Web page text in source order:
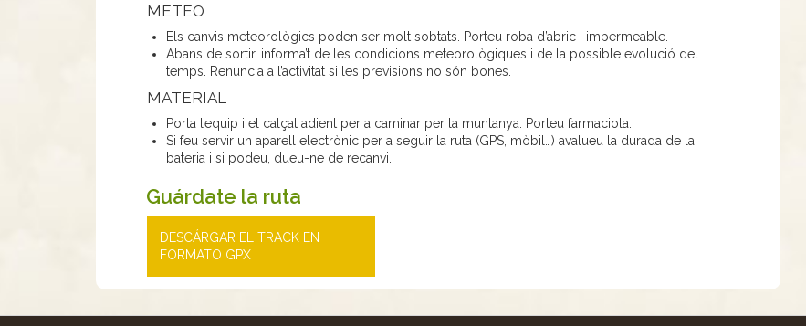
METEO
Els canvis meteorològics poden ser molt sobtats. Porteu roba d’abric i impermeable.
Abans de sortir, informa’t de les condicions meteorològiques i de la possible evolució del
temps. Renuncia a l’activitat si les previsions no són bones.
MATERIAL
Porta l’equip i el calçat adient per a caminar per la muntanya. Porteu farmaciola.
Si feu servir un aparell electrònic per a seguir la ruta (GPS, mòbil…) avalueu la durada de la
bateria i si podeu, dueu-ne de recanvi.
Guárdate la ruta
DESCÁRGAR EL TRACK EN
FORMATO GPX